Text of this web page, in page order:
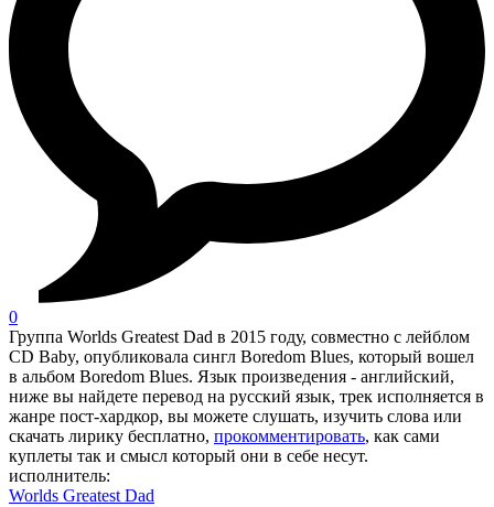
0
Группа Worlds Greatest Dad в 2015 году, совместно с лейблом
CD Baby, опубликовала сингл Boredom Blues, который вошел
в альбом Boredom Blues. Язык произведения - английский,
ниже вы найдете перевод на русский язык, трек исполняется в
жанре пост-хардкор, вы можете слушать, изучить слова или
скачать лирику бесплатно, прокомментировать, как сами
куплеты так и смысл который они в себе несут.
исполнитель:
Worlds Greatest Dad